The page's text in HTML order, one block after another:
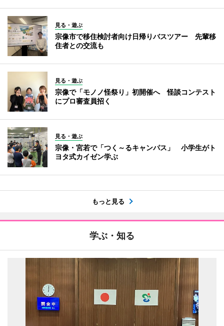
見る・遊ぶ
宗像市で移住検討者向け日帰りバスツアー 先輩移
住者との交流も
見る・遊ぶ
宗像で「モノノ怪祭り」初開催へ 怪談コンテスト
にプロ審査員招く
見る・遊ぶ
宗像・宮若で「つく～るキャンパス」 小学生がト
ヨタ式カイゼン学ぶ
もっと見る
学ぶ・知る